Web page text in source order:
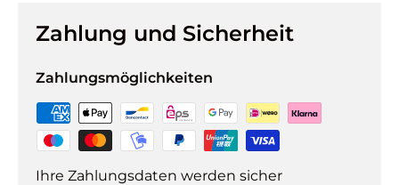
Zahlung und Sicherheit
Zahlungsmöglichkeiten
Ihre Zahlungsdaten werden sicher